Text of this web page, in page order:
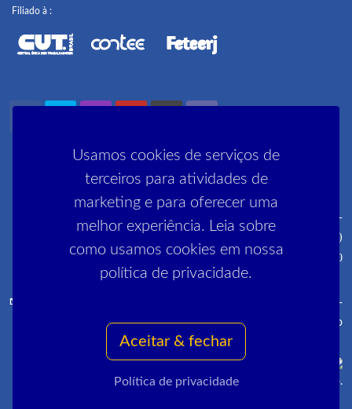
Usamos cookies de serviços de
terceiros para atividades de
marketing e para oferecer uma
melhor experiência. Leia sobre
como usamos cookies em nossa
política de privacidade.
Aceitar & fechar
Política de privacidade
Filiado à :
Rua Pedro Lessa, 35 2º, 3º e 5º andares - Centro - CEP: 20030-
030 (próximo ao metrô Cinelândia)
R. Manai, 180 - Campo Grande - CEP 23052-220
Sinpro-
Rio
Copyrights © 2022 All Rights Reserved by Sinpro-Rio.